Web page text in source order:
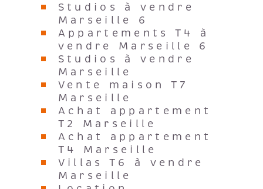
Studios à vendre
Marseille 6
Appartements T4 à
vendre Marseille 6
Studios à vendre
Marseille
Vente maison T7
Marseille
Achat appartement
T2 Marseille
Achat appartement
T4 Marseille
Villas T6 à vendre
Marseille